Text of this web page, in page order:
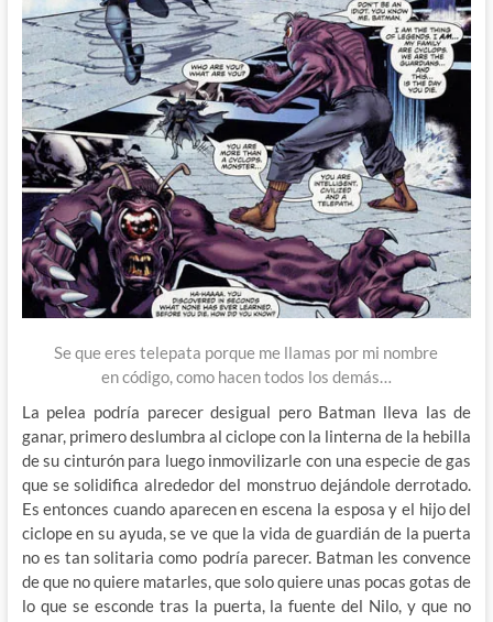
Se que eres telepata porque me llamas por mi nombre
en código, como hacen todos los demás…
La pelea podría parecer desigual pero Batman lleva las de
ganar, primero deslumbra al ciclope con la linterna de la hebilla
de su cinturón para luego inmovilizarle con una especie de gas
que se solidifica alrededor del monstruo dejándole derrotado.
Es entonces cuando aparecen en escena la esposa y el hijo del
ciclope en su ayuda, se ve que la vida de guardián de la puerta
no es tan solitaria como podría parecer. Batman les convence
de que no quiere matarles, que solo quiere unas pocas gotas de
lo que se esconde tras la puerta, la fuente del Nilo, y que no